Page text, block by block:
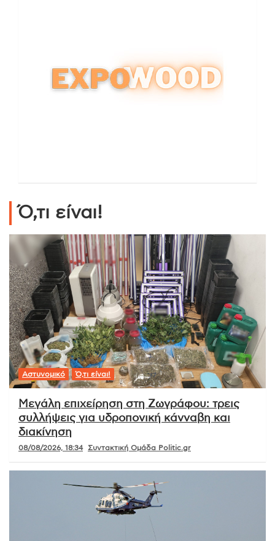
Ό,τι είναι!
Αστυνομικό Ό,τι είναι!
Μεγάλη επιχείρηση στη Ζωγράφου: τρεις
συλλήψεις για υδροπονική κάνναβη και
διακίνηση
08/08/2026, 18:34 Συντακτική Ομάδα Politic.gr